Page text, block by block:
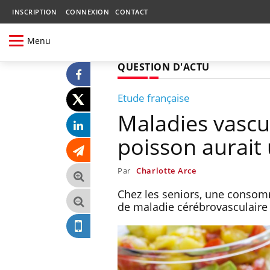
INSCRIPTION CONNEXION CONTACT
Menu
QUESTION D'ACTU
Etude française
Maladies
poisson
Par Charlotte Arce
Chez les seniors, une
de maladie